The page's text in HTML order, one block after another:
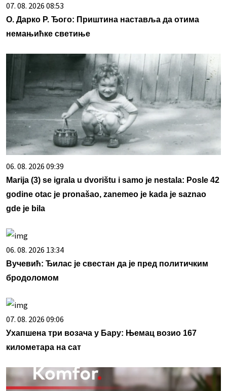
07. 08. 2026 08:53
О. Дарко Р. Ђого: Приштина наставља да отима
немањићке светиње
06. 08. 2026 09:39
Marija (3) se igrala u dvorištu i samo je nestala: Posle 42
godine otac je pronašao, zanemeo je kada je saznao
gde je bila
06. 08. 2026 13:34
Вучевић: Ђилас је свестан да је пред политичким
бродоломом
07. 08. 2026 09:06
Ухапшена три возача у Бару: Њемац возио 167
километара на сат